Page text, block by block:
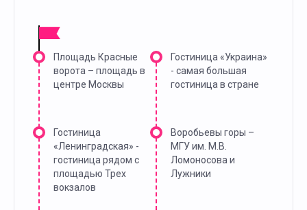
Площадь Красные
ворота – площадь в
центре Москвы
Гостиница
«Ленинградская» -
гостиница рядом с
площадью Трех
вокзалов
Гостиница «Украина»
- самая большая
гостиница в стране
Воробьевы горы –
МГУ им. М.В.
Ломоносова и
Лужники